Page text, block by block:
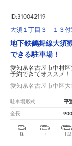
ID:310042119
大須１丁目３－１３
地下鉄鶴舞線大須
できる駐車場！
愛知県名古屋市中村
予約できてオススメ！
愛知県名古屋市中区
駐車場形式 平
全長
軽 コ 中型